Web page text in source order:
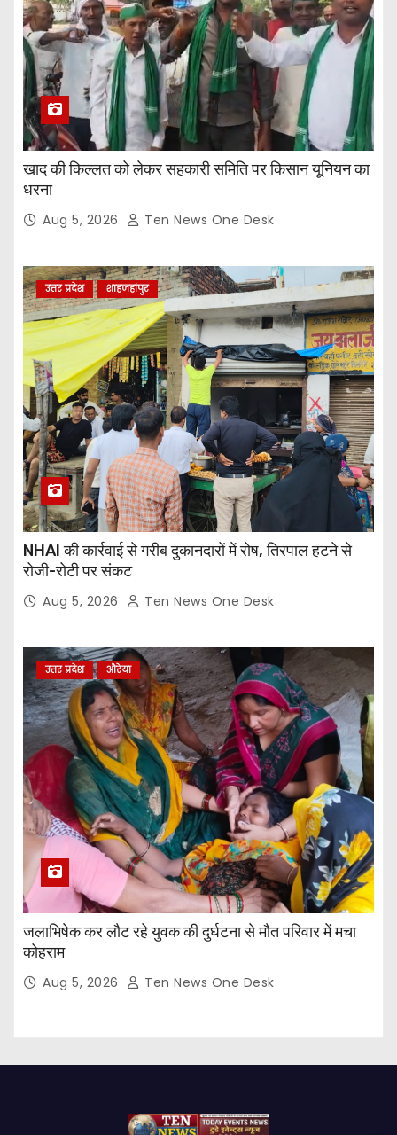
खाद की किल्लत को लेकर सहकारी समिति पर किसान यूनियन का
धरना
Aug 5, 2026 Ten News One Desk
उत्तर प्रदेश शाहजहांपुर
NHAI की कार्रवाई से गरीब दुकानदारों में रोष, तिरपाल हटने से
रोजी-रोटी पर संकट
Aug 5, 2026 Ten News One Desk
उत्तर प्रदेश औरेया
जलाभिषेक कर लौट रहे युवक की दुर्घटना से मौत परिवार में मचा
कोहराम
Aug 5, 2026 Ten News One Desk